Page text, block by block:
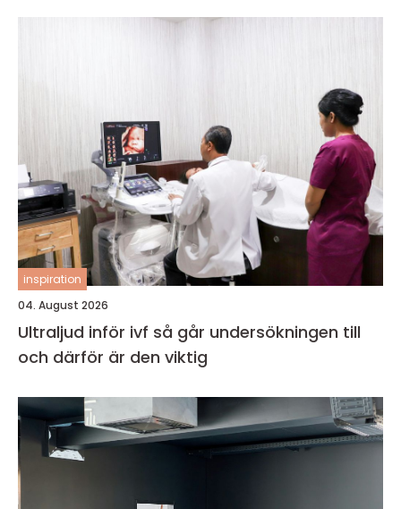
inspiration
04. August 2026
Ultraljud inför ivf så går undersökningen till
och därför är den viktig